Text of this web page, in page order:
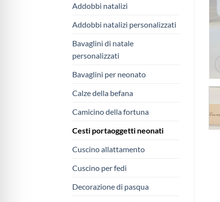
Addobbi natalizi
Addobbi natalizi personalizzati
Bavaglini di natale
personalizzati
Bavaglini per neonato
Calze della befana
Camicino della fortuna
Cesti portaoggetti neonati
Cuscino allattamento
Cuscino per fedi
Decorazione di pasqua